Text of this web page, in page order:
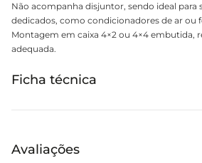
Não acompanha disjuntor, sendo ideal
dedicados, como condicionadores de ar ou
Montagem em caixa 4×2 ou 4×4 embutida,
adequada.
Ficha técnica
Avaliações